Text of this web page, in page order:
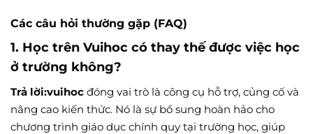
Các câu hỏi thường gặp (FAQ)
1. Học trên Vuihoc có thay thế được việc học
ở trường không?
Trả lời:vuihoc đóng vai trò là công cụ hỗ trợ, củng cố và
nâng cao kiến thức. Nó là sự bổ sung hoàn hảo cho
chương trình giáo dục chính quy tại trường học, giúp